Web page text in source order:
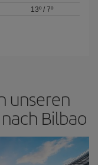
13º/ 7º
unseren
Bilbao